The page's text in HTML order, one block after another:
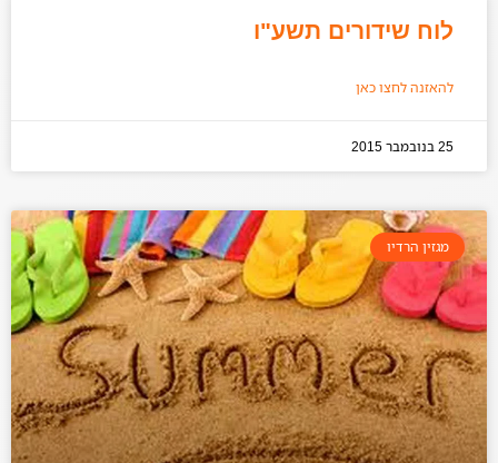
לוח שידורים תשע"ו
להאזנה לחצו כאן
25 בנובמבר 2015
מגזין הרדיו